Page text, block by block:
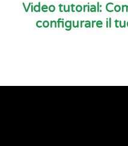
Video tutorial:
configurare il